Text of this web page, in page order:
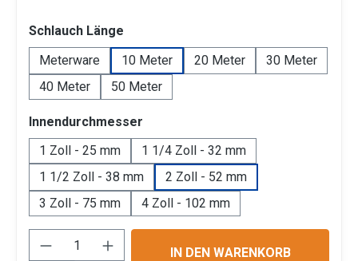
Schlauch Länge
Meterware
10 Meter 20 Meter
30 Meter
40 Meter
50 Meter
Innendurchmesser
1 Zoll - 25 mm
1 1/4 Zoll - 32 mm
1 1/2 Zoll - 38 mm
2 Zoll - 52 mm
3 Zoll - 75 mm
4 Zoll - 102 mm
Produkt Anzahl: Gib den gewünschten
IN DEN WARENKORB